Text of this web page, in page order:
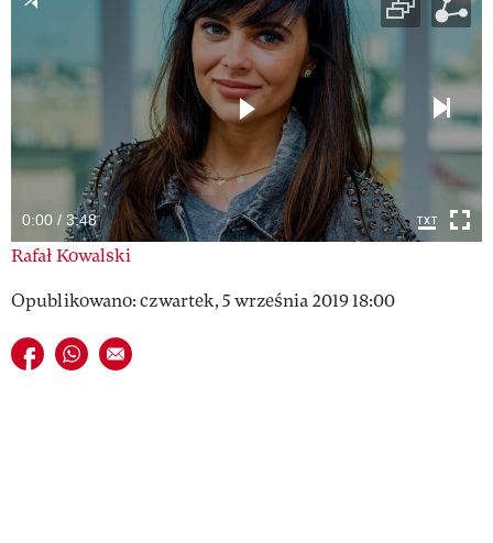
VIVA!ART
VIVA!LIFESTYLE
VIVA!MAN
VIVA!PEOPLE POWER
VIVA!ITAKA
MAGAZYN VIVA!
0:00 / 3:48
Rafał Kowalski
Opublikowano: czwartek, 5 września 2019 18:00
Udostępnij na facebook
Udostępnij na whatsapp
E-mail do przyjaciela